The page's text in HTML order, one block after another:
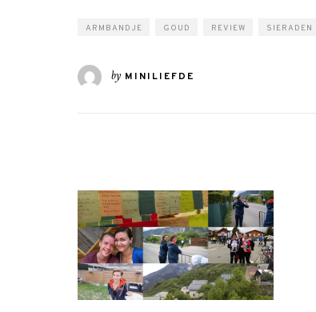
ARMBANDJE GOUD REVIEW SIERADEN
by MINILIEFDE